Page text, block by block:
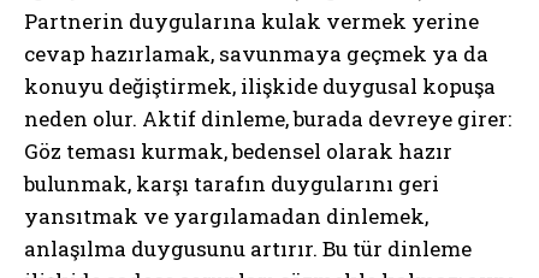
Partnerin duygularına kulak vermek yerine
cevap hazırlamak, savunmaya geçmek ya da
konuyu değiştirmek, ilişkide duygusal kopuşa
neden olur. Aktif dinleme, burada devreye girer:
Göz teması kurmak, bedensel olarak hazır
bulunmak, karşı tarafın duygularını geri
yansıtmak ve yargılamadan dinlemek,
anlaşılma duygusunu artırır. Bu tür dinleme